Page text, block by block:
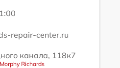
repair-center.ru
канала, 118к7
Richards